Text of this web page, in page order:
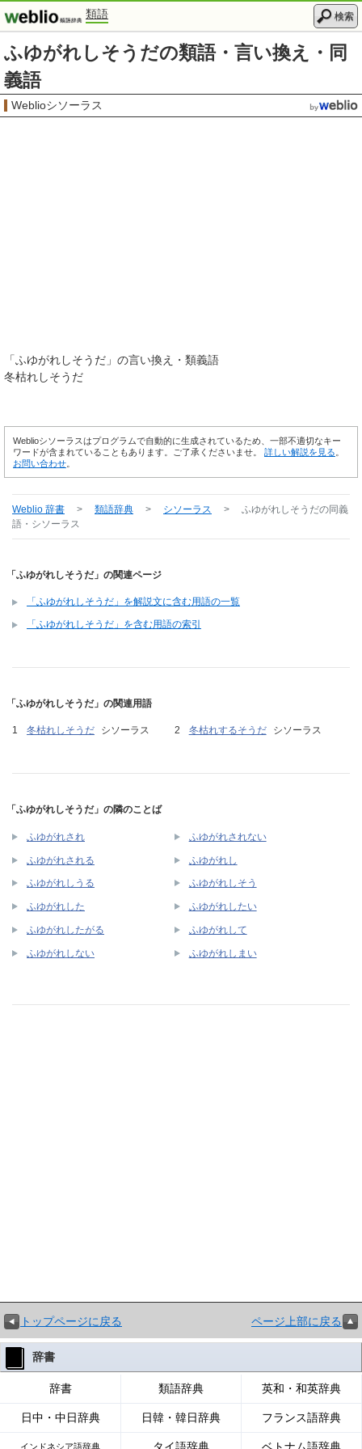
類語 検索
ふゆがれしそうだの類語・言い換え・同
義語
Weblioシソーラス
「ふゆがれしそうだ 」の言い換え・類義語
冬枯れしそうだ
Weblioシソーラスはプログラムで自動的に生成されているため、一部不適切なキー
ワードが含まれていることもあります。ご了承くださいませ。 詳しい解説を見る
お問い合わせ
Weblio 辞書 > 類語辞典 > シソーラス > ふゆがれしそうだの同義
語・シソーラス
「ふゆがれしそうだ」の関連ページ
「ふゆがれしそうだ」を解説文に含む用語の一覧
「ふゆがれしそうだ」を含む用語の索引
「ふゆがれしそうだ」の関連用語
冬枯れしそうだ シソーラス 冬枯れするそうだ シソーラス
「ふゆがれしそうだ」の隣のことば
ふゆがれされ ふゆがれされない
ふゆがれされる ふゆがれし
ふゆがれしうる ふゆがれしそう
ふゆがれした ふゆがれしたい
ふゆがれしたがる ふゆがれして
ふゆがれしない ふゆがれしまい
トップページに戻る ページ上部に戻る
辞書
辞書 類語辞典 英和・和英辞典
日中・中日辞典 日韓・韓日辞典 フランス語辞典
インドネシア語辞典